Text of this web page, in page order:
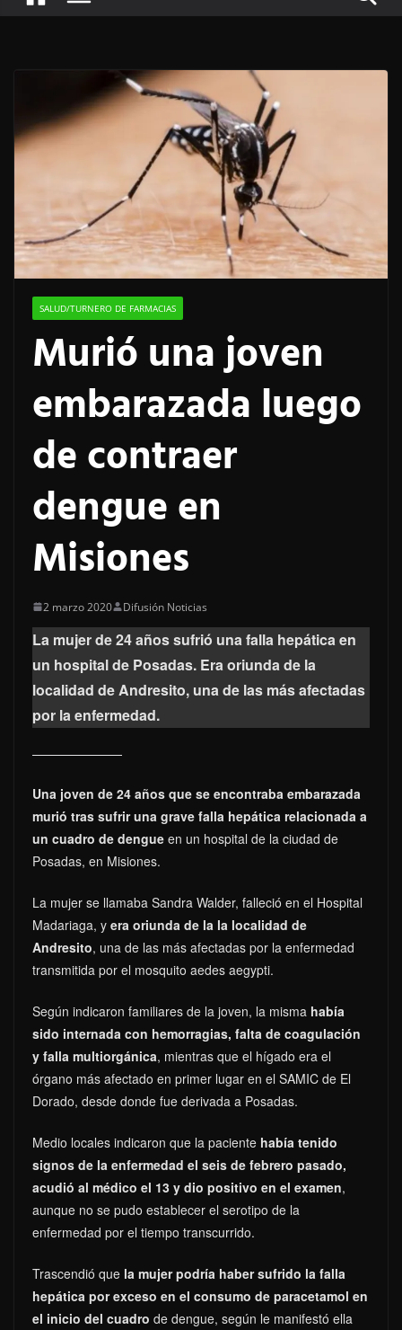
SALUD/TURNERO DE FARMACIAS
Murió una joven
embarazada luego
de contraer
dengue en
Misiones
2 marzo 2020 Difusión Noticias
La mujer de 24 años sufrió una falla hepática en
un hospital de Posadas. Era oriunda de la
localidad de Andresito, una de las más afectadas
por la enfermedad.
Una joven de 24 años que se encontraba embarazada
murió tras sufrir una grave falla hepática relacionada a
un cuadro de dengue en un hospital de la ciudad de
Posadas, en Misiones.
La mujer se llamaba Sandra Walder, falleció en el Hospital
Madariaga, y era oriunda de la la localidad de
Andresito, una de las más afectadas por la enfermedad
transmitida por el mosquito aedes aegypti.
Según indicaron familiares de la joven, la misma había
sido internada con hemorragias, falta de coagulación
y falla multiorgánica, mientras que el hígado era el
órgano más afectado en primer lugar en el SAMIC de El
Dorado, desde donde fue derivada a Posadas.
Medio locales indicaron que la paciente había tenido
signos de la enfermedad el seis de febrero pasado,
acudió al médico el 13 y dio positivo en el examen,
aunque no se pudo establecer el serotipo de la
enfermedad por el tiempo transcurrido.
Trascendió que la mujer podría haber sufrido la falla
hepática por exceso en el consumo de paracetamol en
el inicio del cuadro de dengue, según le manifestó ella